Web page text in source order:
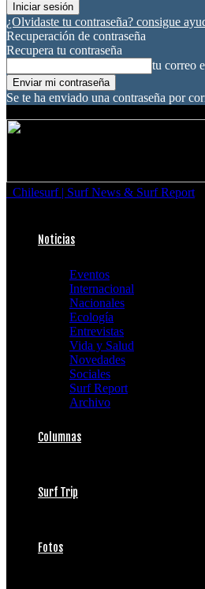
¿Olvidaste tu contraseña? consigue
Recuperación de contraseña
Recupera tu contraseña
tu correo
Se te ha enviado una contraseña por
Chilesurf | Surf News & Surf Report
Noticias
Eventos
Internacional
Nacionales
Ecología
Entrevistas
Vida y Salud
Novedades
Sociales
Surf Report
Archivo
Columnas
Surf Trip
Fotos